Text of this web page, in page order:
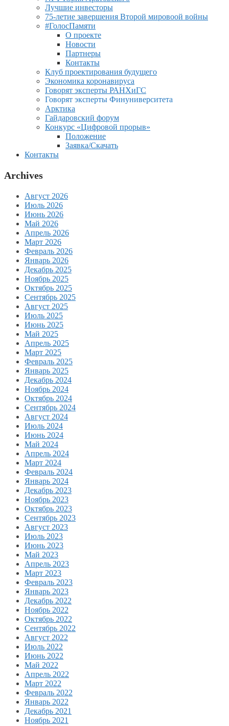
Лучшие инвесторы
75-летие завершения Второй мировоой войны
#ГолосПамяти
О проекте
Новости
Партнеры
Контакты
Клуб проектирования будущего
Экономика коронавируса
Говорят эксперты РАНХиГС
Говорят эксперты Финуниверситета
Арктика
Гайдаровский форум
Конкурс «Цифровой прорыв»
Положение
Заявка/Скачать
Контакты
Archives
Август 2026
Июль 2026
Июнь 2026
Май 2026
Апрель 2026
Март 2026
Февраль 2026
Январь 2026
Декабрь 2025
Ноябрь 2025
Октябрь 2025
Сентябрь 2025
Август 2025
Июль 2025
Июнь 2025
Май 2025
Апрель 2025
Март 2025
Февраль 2025
Январь 2025
Декабрь 2024
Ноябрь 2024
Октябрь 2024
Сентябрь 2024
Август 2024
Июль 2024
Июнь 2024
Май 2024
Апрель 2024
Март 2024
Февраль 2024
Январь 2024
Декабрь 2023
Ноябрь 2023
Октябрь 2023
Сентябрь 2023
Август 2023
Июль 2023
Июнь 2023
Май 2023
Апрель 2023
Март 2023
Февраль 2023
Январь 2023
Декабрь 2022
Ноябрь 2022
Октябрь 2022
Сентябрь 2022
Август 2022
Июль 2022
Июнь 2022
Май 2022
Апрель 2022
Март 2022
Февраль 2022
Январь 2022
Декабрь 2021
Ноябрь 2021